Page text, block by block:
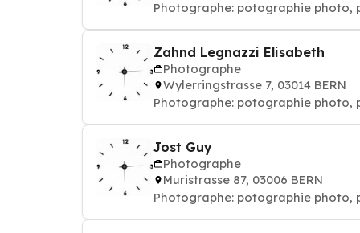
Photographe: potographie
Zahnd Legnazzi Elisabeth
Photographe
Wylerringstrasse 7, 03014 BERN
Photographe: potographie
Jost Guy
Photographe
Muristrasse 87, 03006 BERN
Photographe: potographie